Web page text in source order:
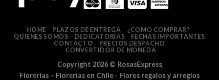
HOME PLAZOS DE ENTREGA
¿COMO COMPRAR?
QUIENES SOMOS
DEDICATORIAS
FECHAS IMPORTANTES
CONTACTO
PRECIOS DESPACHO
CONVERTIDOR DE MONEDA
Copyright 2026 © RosasExpress
Florerías – Florerías en Chile - Flores regalos y arreglos